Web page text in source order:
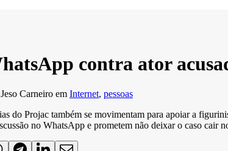
contra ator
Jeso Carneiro em Internet, pessoas
do Projac também se movimentam para apoiar a
no WhatsApp e prometem não deixar o caso cair